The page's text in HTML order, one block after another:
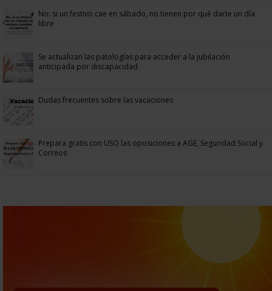
No: si un festivo cae en sábado, no tienen por qué darte un día
libre
Se actualizan las patologías para acceder a la jubilación
anticipada por discapacidad
Dudas frecuentes sobre las vacaciones
Prepara gratis con USO las oposiciones a AGE, Seguridad Social y
Correos